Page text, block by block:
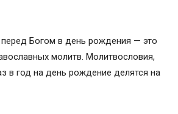
Богом в день рождения — это
молитв. Молитвословия,
в год на день рождение делятся на